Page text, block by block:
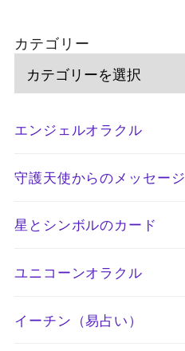
カテゴリー
エンジェルオラクル
守護天使からのメッセージ
星とシンボルのカード
ユニコーンオラクル
イーチン（易占い）